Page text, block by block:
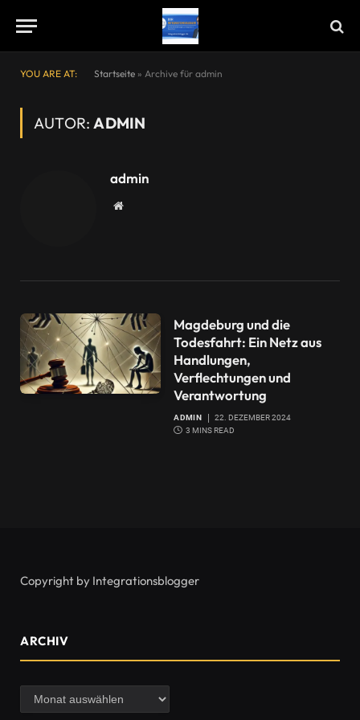
YOU ARE AT: Startseite » Archive für admin
AUTOR:ADMIN
admin
Website
Magdeburg und die
Todesfahrt: Ein Netz aus
Handlungen,
Verflechtungen und
Verantwortung
ADMIN
22. DEZEMBER 2024
3 MINS READ
Copyright by Integrationsblogger
ARCHIV
Archiv